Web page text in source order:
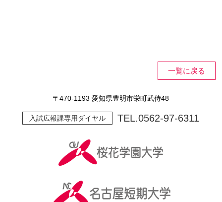
一覧に戻る
〒470-1193 愛知県豊明市栄町武侍48
入試広報課専用ダイヤル TEL.0562-97-6311